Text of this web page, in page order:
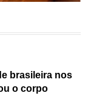
brasileira nos
o corpo